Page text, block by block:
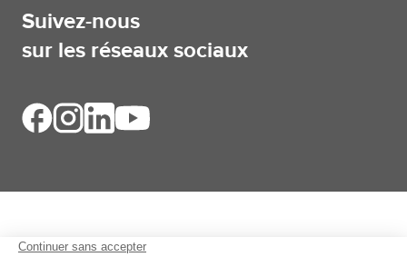
Suivez-nous
sur les réseaux sociaux